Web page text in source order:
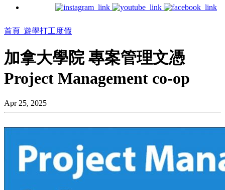
首頁 遊學打工度假
加拿大學院 專案管理文憑
Project Management co-op
Apr 25, 2025